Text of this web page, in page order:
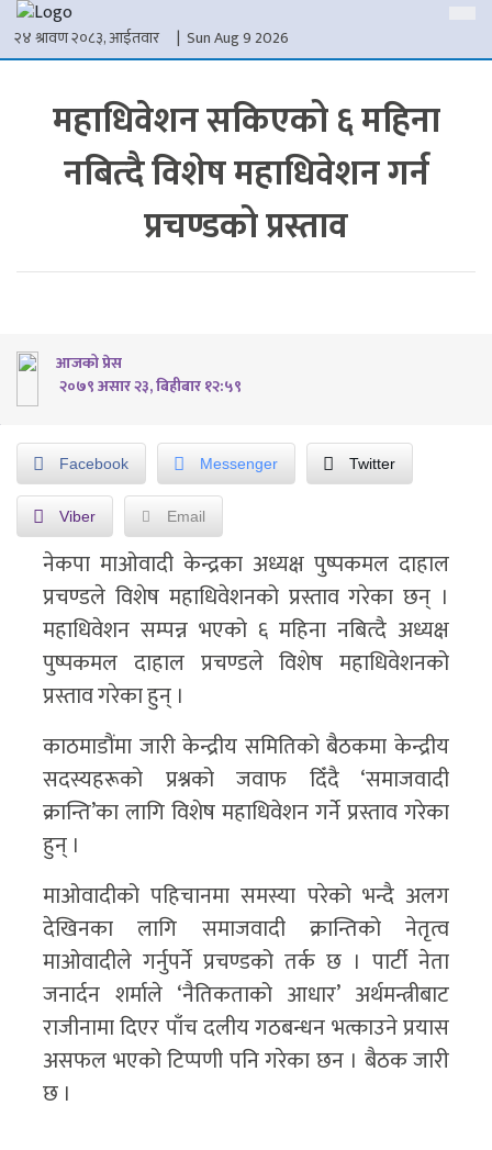
२४ श्रावण २०८३, आईतवार | Sun Aug 9 2026
महाधिवेशन सकिएको ६ महिना
नबित्दै विशेष महाधिवेशन गर्न
प्रचण्डको प्रस्ताव
आजको प्रेस
२०७९ असार २३, बिहीबार १२:५९
Facebook Messenger Twitter
Viber Email
नेकपा माओवादी केन्द्रका अध्यक्ष पुष्पकमल दाहाल
प्रचण्डले विशेष महाधिवेशनको प्रस्ताव गरेका छन् ।
महाधिवेशन सम्पन्न भएको ६ महिना नबित्दै अध्यक्ष
पुष्पकमल दाहाल प्रचण्डले विशेष महाधिवेशनको
प्रस्ताव गरेका हुन् ।
काठमाडौंमा जारी केन्द्रीय समितिको बैठकमा केन्द्रीय
सदस्यहरूको प्रश्नको जवाफ दिँदै ‘समाजवादी
क्रान्ति’का लागि विशेष महाधिवेशन गर्ने प्रस्ताव गरेका
हुन् ।
माओवादीको पहिचानमा समस्या परेको भन्दै अलग
देखिनका लागि समाजवादी क्रान्तिको नेतृत्व
माओवादीले गर्नुपर्ने प्रचण्डको तर्क छ । पार्टी नेता
जनार्दन शर्माले ‘नैतिकताको आधार’ अर्थमन्त्रीबाट
राजीनामा दिएर पाँच दलीय गठबन्धन भत्काउने प्रयास
असफल भएको टिप्पणी पनि गरेका छन । बैठक जारी
छ ।